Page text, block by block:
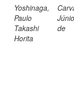
Yoshinaga,
Paulo
Takashi
Horita
de